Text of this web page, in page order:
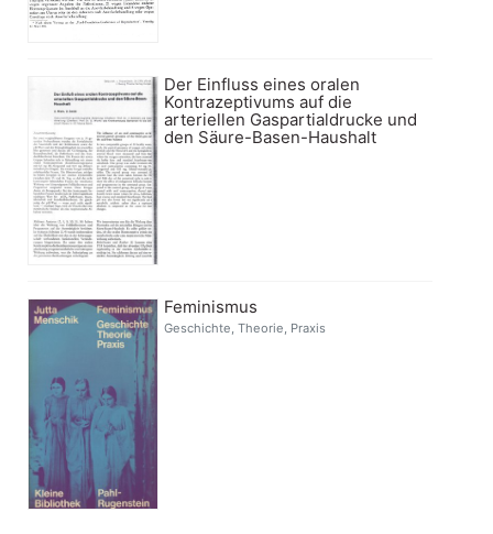
Der Einfluss eines oralen
Kontrazeptivums auf die
arteriellen Gaspartialdrucke und
den Säure-Basen-Haushalt
Feminismus
Geschichte, Theorie, Praxis